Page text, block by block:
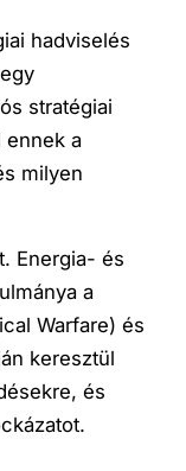
hadviselés
stratégiai
ennek a
milyen
Energia- és
a
Warfare) és
keresztül
és